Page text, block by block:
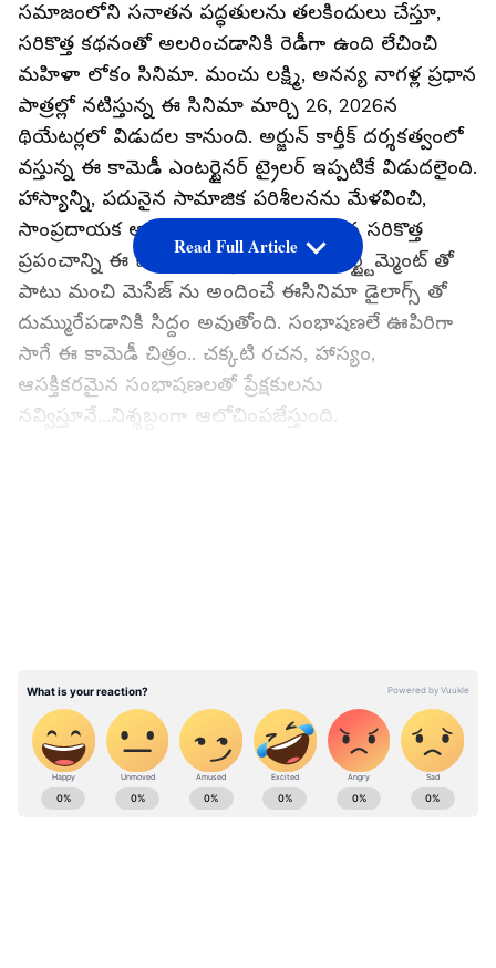
సమాజంలోని సనాతన పద్ధతులను తలకిందులు చేస్తూ,
సరికొత్త కథనంతో అలరించడానికి రెడీగా ఉంది లేచించి
మహిళా లోకం సినిమా. మంచు లక్ష్మి, అనన్య నాగళ్ల ప్రధాన
పాత్రల్లో నటిస్తున్న ఈ సినిమా మార్చి 26, 2026న
థియేటర్లలో విడుదల కానుంది. అర్జున్ కార్తీక్ దర్శకత్వంలో
వస్తున్న ఈ కామెడీ ఎంటర్టైనర్ ట్రైలర్ ఇప్పటికే విడుదలైంది.
హాస్యాన్ని, పదునైన సామాజిక పరిశీలనను మేళవించి,
సాంప్రదాయక అధికార సమీకరణాలు మారిన సరికొత్త
ప్రపంచాన్ని ఈ చిత్రం ఆవిష్కరిస్తుంది. ఎంటర్ట్టైమ్మెంట్ తో
పాటు మంచి మెసేజ్ ను అందించే ఈసినిమా డైలాగ్స్ తో
దుమ్మురేపడానికి సిద్దం అవుతోంది. సంభాషణలే ఊపిరిగా
సాగే ఈ కామెడీ చిత్రం.. చక్కటి రచన, హాస్యం,
ఆసక్తికరమైన సంభాషణలతో ప్రేక్షకులను
నవ్విస్తూనే...నిశ్శబ్దంగా ఆలోచింపజేస్తుంది.
Read Full Article
ABOUT THE AUTHOR